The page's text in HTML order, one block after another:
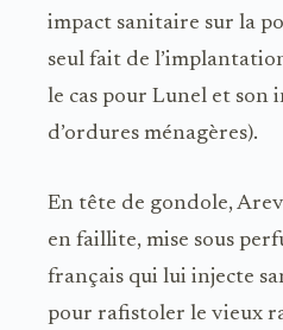
impact sanitaire sur la
seul fait de
le cas pour Lunel et son
d’ordures ménagères).
En tête de gondole,
en faillite, mise sous
français qui lui injecte
pour rafistoler le vieux